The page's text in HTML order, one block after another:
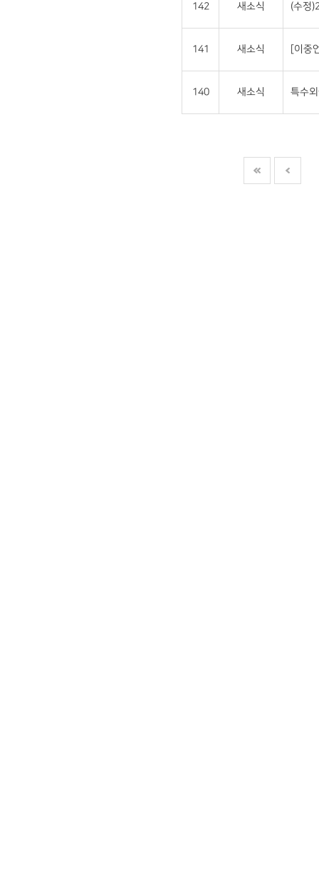
142 새소식 (수정
141 새소식 [이중
140 새소식 특수